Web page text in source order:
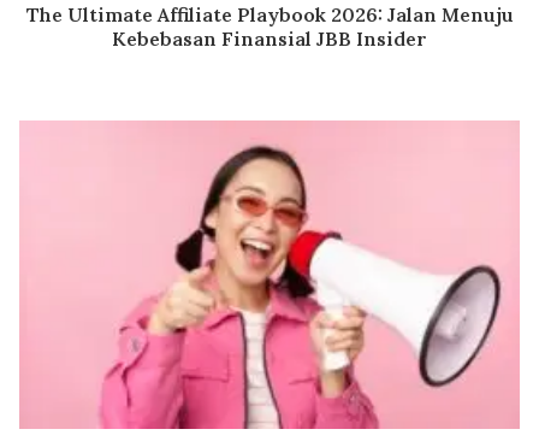
The Ultimate Affiliate Playbook 2026: Jalan Menuju
Kebebasan Finansial JBB Insider